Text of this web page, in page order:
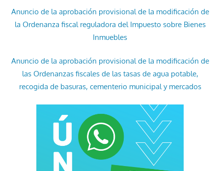
Anuncio de la aprobación provisional de la modificación de
la Ordenanza fiscal reguladora del Impuesto sobre Bienes
Inmuebles
Anuncio de la aprobación provisional de la modificación de
las Ordenanzas fiscales de las tasas de agua potable,
recogida de basuras, cementerio municipal y mercados